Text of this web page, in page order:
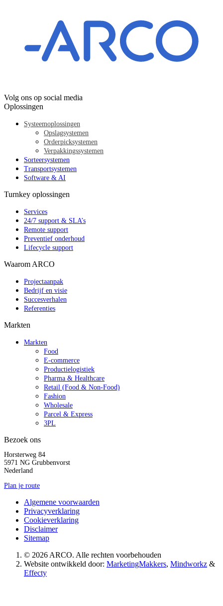
Volg ons op social media
Oplossingen
Systeemoplossingen
Opslagsystemen
Orderpicksystemen
Verpakkingssystemen
Sorteersystemen
Transportsystemen
Software & AI
Turnkey oplossingen
Services
24/7 support & SLA’s
Remote support
Preventief onderhoud
Lifecycle support
Waarom ARCO
Projectaanpak
Bedrijf en visie
Succesverhalen
Referenties
Markten
Markten
Food
E-commerce
Productielogistiek
Pharma & Healthcare
Retail (Food & Non-Food)
Fashion
Wholesale
Parcel & Express
3PL
Bezoek ons
Horsterweg 84
5971 NG Grubbenvorst
Nederland
Plan je route
Algemene voorwaarden
Privacyverklaring
Cookieverklaring
Disclaimer
Sitemap
© 2026 ARCO. Alle rechten voorbehouden
Website ontwikkeld door: MarketingMakkers, Mindworkz &
Effecty